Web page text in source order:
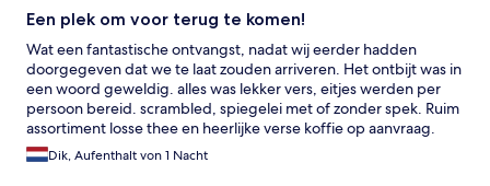
Een plek om voor terug te komen!
Wat een fantastische ontvangst, nadat wij eerder hadden
doorgegeven dat we te laat zouden arriveren. Het ontbijt was in
een woord geweldig. alles was lekker vers, eitjes werden per
persoon bereid. scrambled, spiegelei met of zonder spek. Ruim
assortiment losse thee en heerlijke verse koffie op aanvraag.
Dik, Aufenthalt von 1 Nacht